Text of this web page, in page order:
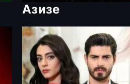
Азизе